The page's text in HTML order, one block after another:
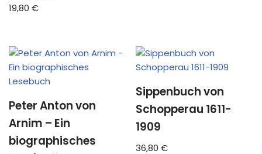
Bewertet
mit
19,80 €
Peter Anton von
Arnim – Ein
biographisches
Sippenbuch von
Schopperau 1611-
1909
36,80€